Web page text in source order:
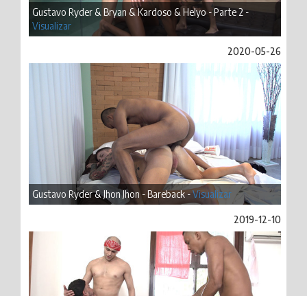
Gustavo Ryder & Bryan & Kardoso & Helyo - Parte 2 -
Visualizar
2020-05-26
Gustavo Ryder & Jhon Jhon - Bareback -Visualizar
2019-12-10